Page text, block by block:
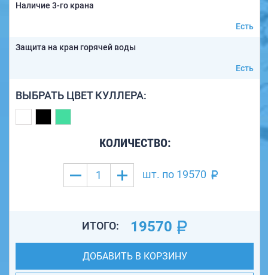
Наличие 3-го крана
Есть
Защита на кран горячей воды
Есть
ВЫБРАТЬ ЦВЕТ КУЛЛЕРА:
КОЛИЧЕСТВО:
шт. по 19570
ИТОГО: 19570
ДОБАВИТЬ В КОРЗИНУ